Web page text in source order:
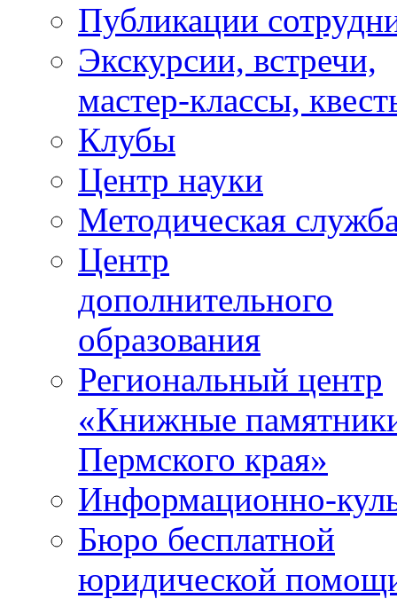
Публикации
Экскурсии, встречи,
мастер-классы,
Клубы
Центр науки
Методическая
Центр
дополнительного
образования
Региональный центр
«Книжные
Пермского края»
Информационно-
Бюро бесплатной
юридической